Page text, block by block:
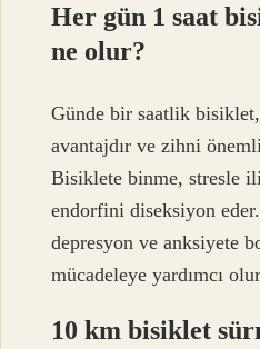
Her gün 1 saat
ne olur?
Günde bir saatlik
avantajdır ve zihni
Bisiklete binme, stresle
endorfini diseksiyon
depresyon ve anksiyete
mücadeleye yardımcı
10 km bisiklet